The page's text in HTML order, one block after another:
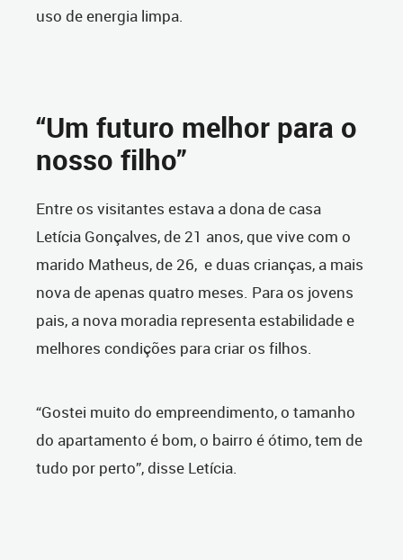
uso de energia limpa.
“Um futuro melhor para o
nosso filho”
Entre os visitantes estava a dona de casa
Letícia Gonçalves, de 21 anos, que vive com o
marido Matheus, de 26, e duas crianças, a mais
nova de apenas quatro meses. Para os jovens
pais, a nova moradia representa estabilidade e
melhores condições para criar os filhos.
“Gostei muito do empreendimento, o tamanho
do apartamento é bom, o bairro é ótimo, tem de
tudo por perto”, disse Letícia.